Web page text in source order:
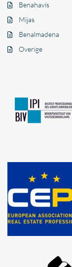
Benahavís
Mijas
Benalmadena
Overige